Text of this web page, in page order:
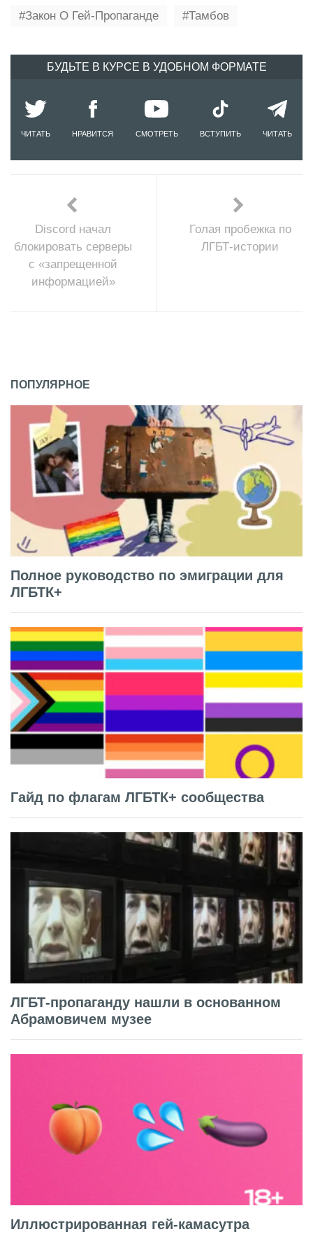
Закон О Гей-Пропаганде Тамбов
БУДЬТЕ В КУРСЕ В УДОБНОМ ФОРМАТЕ
ЧИТАТЬ НРАВИТСЯ СМОТРЕТЬ ВСТУПИТЬ ЧИТАТЬ
Discord начал
блокировать серверы
с «запрещенной
информацией»
Голая пробежка по
ЛГБТ-истории
ПОПУЛЯРНОЕ
Полное руководство по эмиграции для
ЛГБТК+
Гайд по флагам ЛГБТК+ сообщества
ЛГБТ-пропаганду нашли в основанном
Абрамовичем музее
Иллюстрированная гей-камасутра